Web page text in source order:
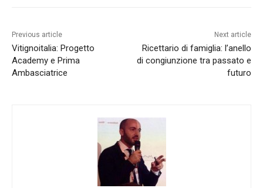
Previous article
Vitignoitalia: Progetto
Academy e Prima
Ambasciatrice
Next article
Ricettario di famiglia: l’anello
di congiunzione tra passato e
futuro